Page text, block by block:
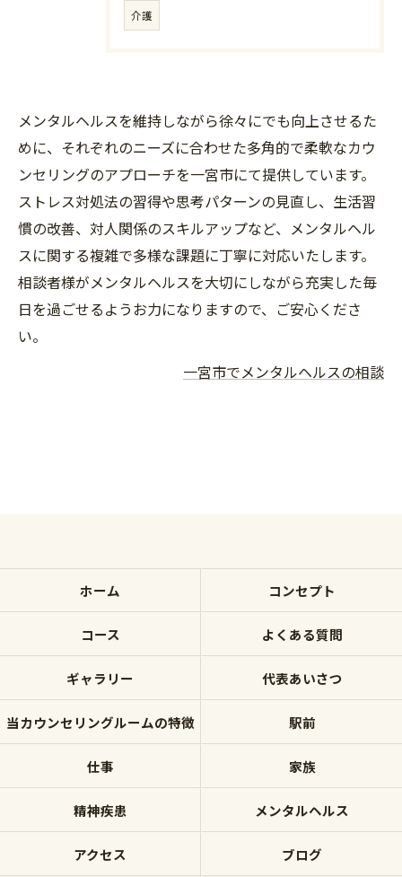
介護
メンタルヘルスを維持しながら徐々にでも向上させるた
めに、それぞれのニーズに合わせた多角的で柔軟なカウ
ンセリングのアプローチを一宮市にて提供しています。
ストレス対処法の習得や思考パターンの見直し、生活習
慣の改善、対人関係のスキルアップなど、メンタルヘル
スに関する複雑で多様な課題に丁寧に対応いたします。
相談者様がメンタルヘルスを大切にしながら充実した毎
日を過ごせるようお力になりますので、ご安心くださ
い。
一宮市でメンタルヘルスの相談
ホーム コンセプト
コース よくある質問
ギャラリー 代表あいさつ
当カウンセリングルームの特徴 駅前
仕事 家族
精神疾患 メンタルヘルス
アクセス ブログ